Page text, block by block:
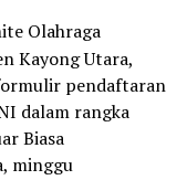
Olahraga
Kayong Utara,
pendaftaran
dalam rangka
Biasa
minggu